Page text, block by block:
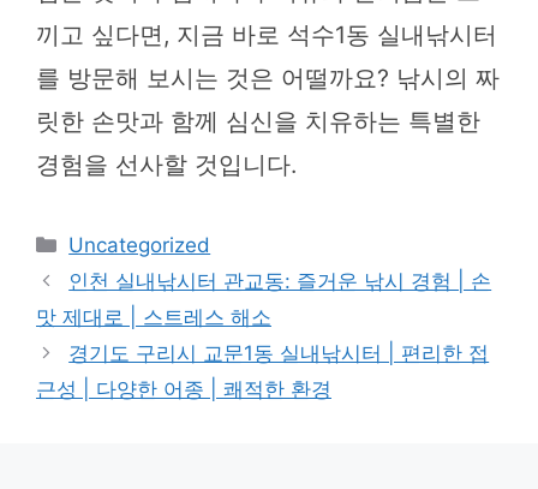
끼고 싶다면, 지금 바로 석수1동 실내낚시터
를 방문해 보시는 것은 어떨까요? 낚시의 짜
릿한 손맛과 함께 심신을 치유하는 특별한
경험을 선사할 것입니다.
카
테
리
Uncategorized
인천 실내낚시터 관교동: 즐거운 낚시 경험 | 손
맛 제대로 | 스트레스 해소
경기도 구리시 교문1동 실내낚시터 | 편리한 접
근성 | 다양한 어종 | 쾌적한 환경